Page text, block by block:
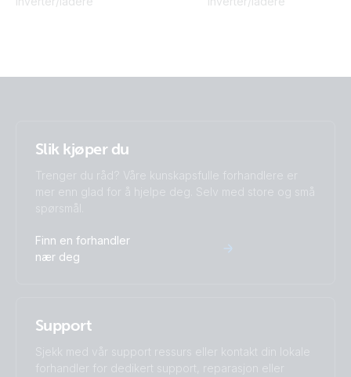
Slik kjøper du
Trenger du råd? Våre kunskapsfulle forhandlere er
mer enn glad for å hjelpe deg. Selv med store og små
spørsmål.
Finn en forhandler
nær deg
Support
Sjekk med vår support ressurs eller kontakt din lokale
forhandler for dedikert support, reparasjon eller